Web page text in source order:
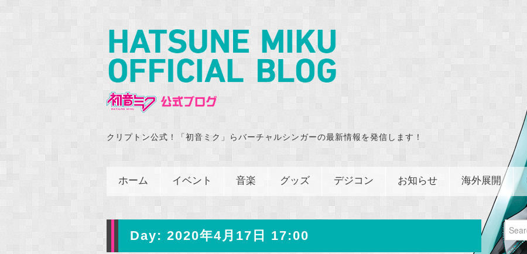
クリプトン公式！「初音ミク」らバーチャルシンガーの最新情報を発信します！
ホーム イベント 音楽 グッズ デジコン お知らせ 海外展開
Day: 2020年4月17日 17:00
Search
for: